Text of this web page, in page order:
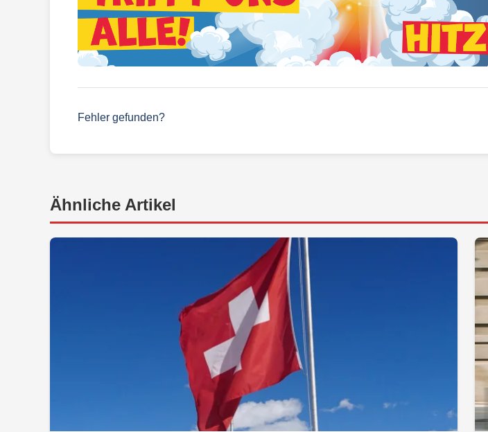
Fehler gefunden?
Ähnliche Artikel